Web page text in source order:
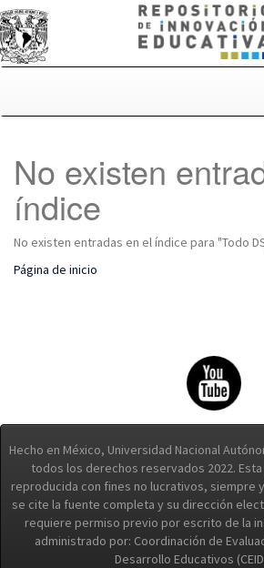
No existen
índice
No existen entradas en el índice para "Todo
Página de inicio
Hecho en México, Universidad Nacional
todos los derechos reservados 2022.
reproducida con fines no lucrativos, siempre
se cite la fuente completa y su dirección
requiere permiso previo por escrito de la
administrado por: Coordinación de
Desarrollo Educativos